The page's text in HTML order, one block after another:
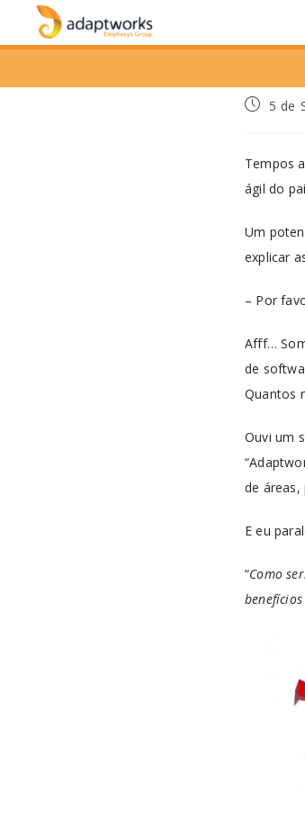
5 de
Tempos
ágil do
Um
explicar
– Por
Afff…
de
Quantos
Ouvi um
de áreas,
E eu
“Como